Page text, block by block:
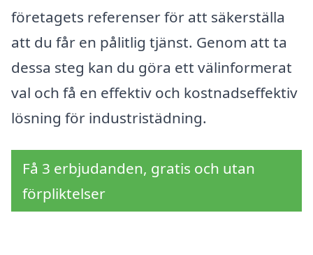
företagets referenser för att säkerställa
att du får en pålitlig tjänst. Genom att ta
dessa steg kan du göra ett välinformerat
val och få en effektiv och kostnadseffektiv
lösning för industristädning.
Få 3 erbjudanden, gratis och utan
förpliktelser